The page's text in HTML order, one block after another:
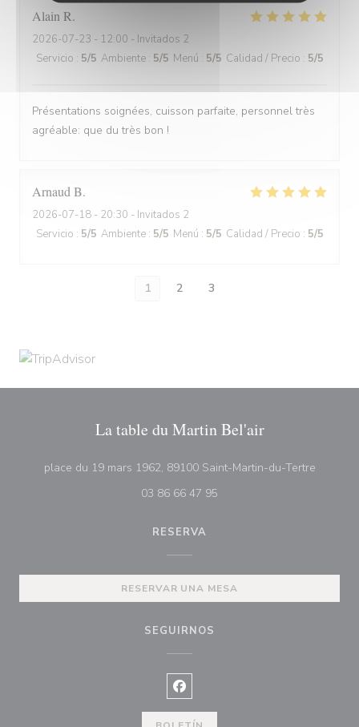
Alain R
2026-07-23 - 12:00 - Invitados 2
Servicio : 5/5 Ambiente : 5/5 Menú : 5/5 Calidad / Precio : 5/5
Présentations soignées, cuisson parfaite, personnel très
agréable: que du très bon !
Arnaud B
2026-07-18 - 20:30 - Invitados 2
Servicio : 5/5 Ambiente : 5/5 Menú : 5/5 Calidad / Precio : 5/5
1 2 3
La table du Martin Bel'air
place du 19 mars 1962, 89100 Saint-Martin-du-Tertre((abre
03 86 66 47 95
RESERVA
RESERVAR UNA MESA
SEGUIRNOS
Facebook ((abre en una nueva